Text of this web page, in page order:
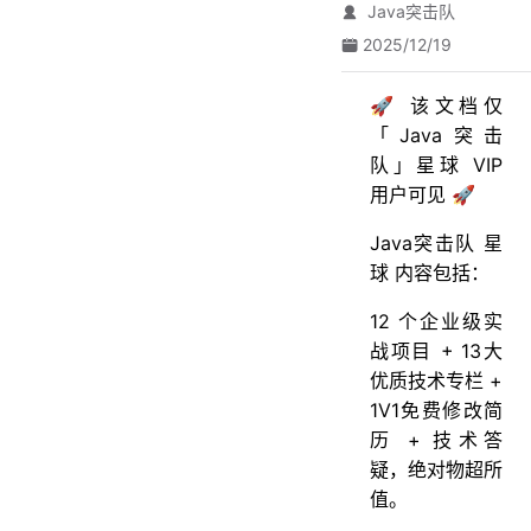
Java突击队
2025/12/19
🚀 该文档仅
「Java突击
队」星球 VIP
用户可见 🚀
Java突击队 星
球 内容包括：
12 个企业级实
战项目 + 13大
优质技术专栏 +
1V1免费修改简
历 + 技术答
疑，绝对物超所
值。